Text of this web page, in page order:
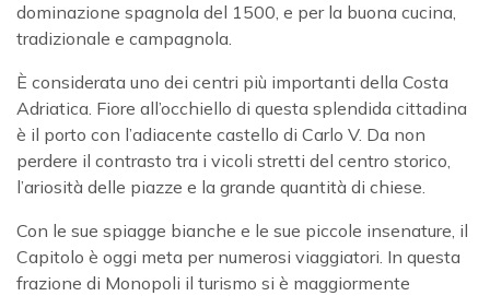
dominazione spagnola del 1500, e per la buona cucina,
tradizionale e campagnola.
È considerata uno dei centri più importanti della Costa
Adriatica. Fiore all’occhiello di questa splendida cittadina
è il porto con l’adiacente castello di Carlo V. Da non
perdere il contrasto tra i vicoli stretti del centro storico,
l’ariosità delle piazze e la grande quantità di chiese.
Con le sue spiagge bianche e le sue piccole insenature, il
Capitolo è oggi meta per numerosi viaggiatori. In questa
frazione di Monopoli il turismo si è maggiormente